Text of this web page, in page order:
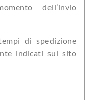
dell’invio
indicati sul sito